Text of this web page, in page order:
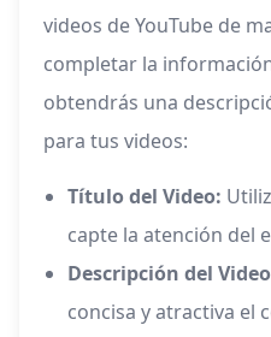
videos de YouTube de
completar la
obtendrás una
para tus videos:
Título del Video:
capte la atención del
Descripción del
concisa y atractiva el